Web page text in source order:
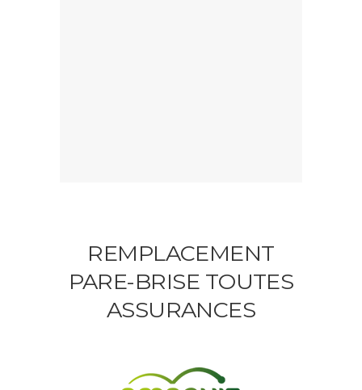
REMPLACEMENT
PARE-BRISE TOUTES
ASSURANCES